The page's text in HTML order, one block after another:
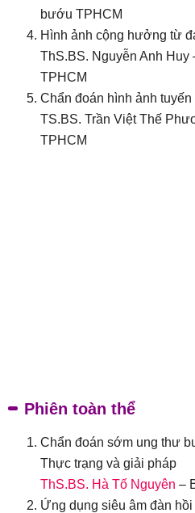
bướu TPHCM
Hình ảnh cộng hưởng từ
ThS.BS. Nguyễn Anh
TPHCM
Chẩn đoán hình ảnh
TS.BS. Trần Việt Thế
TPHCM
Phiên toàn thể
Chẩn đoán sớm ung thư
Thực trạng và giải pháp
ThS.BS. Hà Tố Nguyên –
Ứng dụng siêu âm đàn